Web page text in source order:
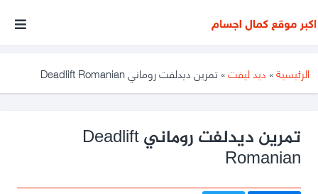
موقع
متخصص
فى
كمال
الرئيسية» ديد ليفت»تمرين ديدلفت روماني Deadlift Romanian
تمرين ديدلفت روماني Deadlift
Romanian